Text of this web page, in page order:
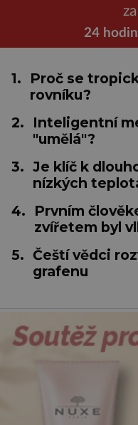
24 hodin
1.
Proč se
rovníku?
2.
Inteligentní
"umělá"?
3. Je klíč k
nízkých
4.
Prvním
zvířetem byl
5. Čeští vědci
grafenu